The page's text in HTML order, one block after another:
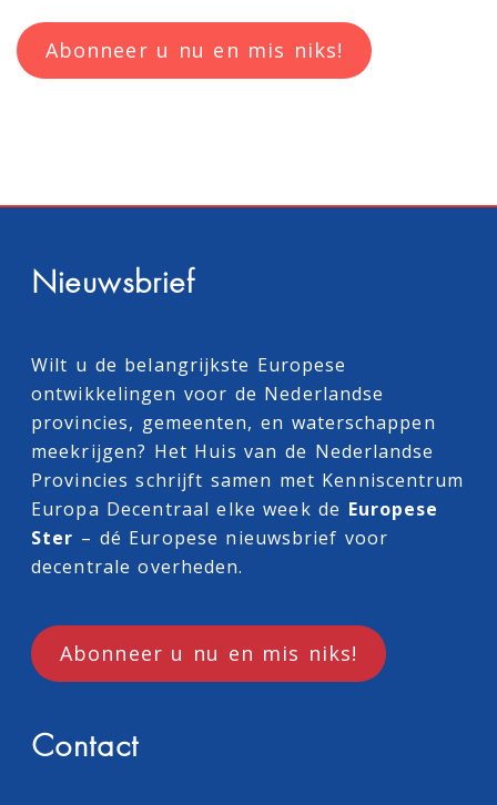
Abonneer u nu en mis niks!
Nieuwsbrief
Wilt u de belangrijkste Europese
ontwikkelingen voor de Nederlandse
provincies, gemeenten, en waterschappen
meekrijgen? Het Huis van de Nederlandse
Provincies schrijft samen met Kenniscentrum
Europa Decentraal elke week de Europese
Ster – dé Europese nieuwsbrief voor
decentrale overheden.
Abonneer u nu en mis niks!
Contact